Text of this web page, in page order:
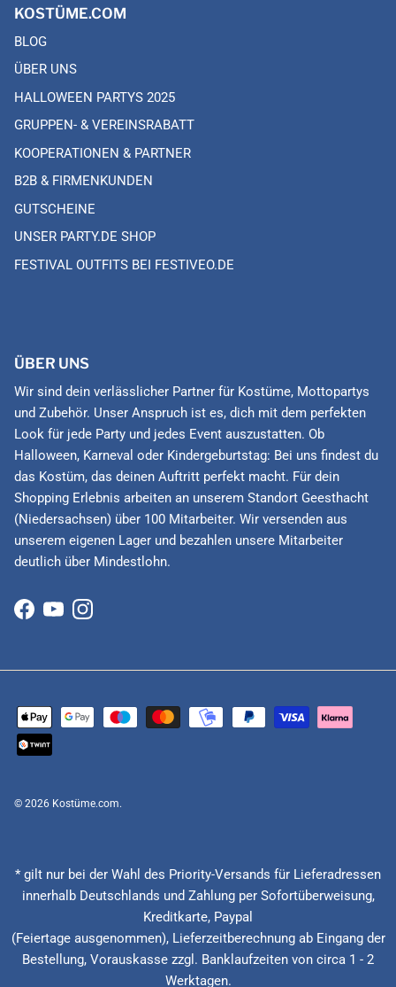
KOSTÜME.COM
BLOG
ÜBER UNS
HALLOWEEN PARTYS 2025
GRUPPEN- & VEREINSRABATT
KOOPERATIONEN & PARTNER
B2B & FIRMENKUNDEN
GUTSCHEINE
UNSER PARTY.DE SHOP
FESTIVAL OUTFITS BEI FESTIVEO.DE
ÜBER UNS
Wir sind dein verlässlicher Partner für Kostüme, Mottopartys
und Zubehör. Unser Anspruch ist es, dich mit dem perfekten
Look für jede Party und jedes Event auszustatten. Ob
Halloween, Karneval oder Kindergeburtstag: Bei uns findest du
das Kostüm, das deinen Auftritt perfekt macht. Für dein
Shopping Erlebnis arbeiten an unserem Standort Geesthacht
(Niedersachsen) über 100 Mitarbeiter. Wir versenden aus
unserem eigenen Lager und bezahlen unsere Mitarbeiter
deutlich über Mindestlohn.
Facebook
YouTubeInstagram
© 2026 Kostüme.com.
* gilt nur bei der Wahl des Priority-Versands für Lieferadressen
innerhalb Deutschlands und Zahlung per Sofortüberweisung,
Kreditkarte, Paypal
(Feiertage ausgenommen), Lieferzeitberechnung ab Eingang der
Bestellung, Vorauskasse zzgl. Banklaufzeiten von circa 1 - 2
Werktagen.